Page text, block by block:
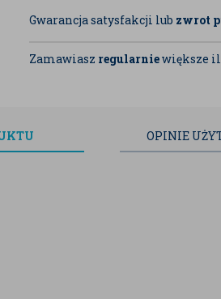
Gwarancja satysfakcji lub zwrot
Zamawiasz regularniewiększe
OPINIE